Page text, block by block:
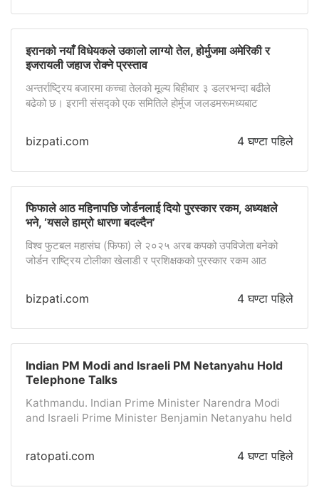
इरानको नयाँ विधेयकले उकालो लाग्यो तेल, होर्मुजमा अमेरिकी र
इजरायली जहाज रोक्ने प्रस्ताव
अन्तर्राष्ट्रिय बजारमा कच्चा तेलको मूल्य बिहीबार ३ डलरभन्दा बढीले
बढेको छ। इरानी संसद्को एक समितिले होर्मुज जलडमरूमध्यबाट
बजारमा नयाँ तनाव देखिएको हो। उक्त प्रस्तावअनुसार प्रतिबन्ध उल्लंघन
bizpati.com 4 घण्टा पहिले
फिफाले आठ महिनापछि जोर्डनलाई दियो पुरस्कार रकम, अध्यक्षले
भने, ‘यसले हाम्रो धारणा बदल्दैन’
विश्व फुटबल महासंघ (फिफा) ले २०२५ अरब कपको उपविजेता बनेको
जोर्डन राष्ट्रिय टोलीका खेलाडी र प्रशिक्षकको पुरस्कार रकम आठ
बिन हुसेनले बिहीबार उक्त जानकारी दिएका हुन्। प्रिन्स अलीले सामाजिक
सञ्जाल एक्समार्फत फिफा प्रशासनलाई धन्यवाद दिँदै कतारमा गत
bizpati.com 4 घण्टा पहिले
Indian PM Modi and Israeli PM Netanyahu Hold
Telephone Talks
Kathmandu. Indian Prime Minister Narendra Modi
and Israeli Prime Minister Benjamin Netanyahu held
strategic partnership' and reiterated their
ratopati.com 4 घण्टा पहिले